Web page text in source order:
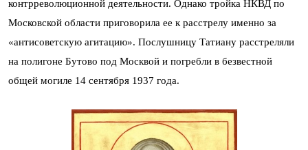
контрреволюционной деятельности. Однако тройка НКВД по
Московской области приговорила ее к расстрелу именно за
«антисоветскую агитацию». Послушницу Татиану расстреляли
на полигоне Бутово под Москвой и погребли в безвестной
общей могиле 14 сентября 1937 года.